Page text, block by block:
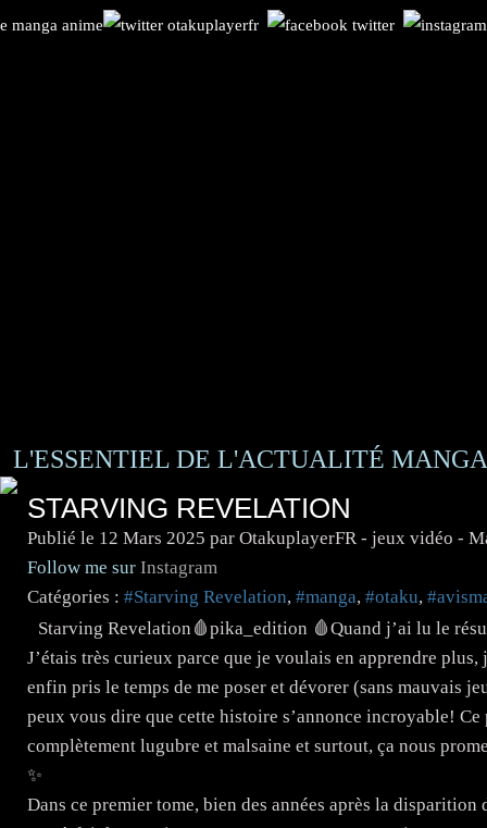
L'ESSENTIEL DE L'ACTUALITÉ
STARVING REVELATION
Publié le 12 Mars 2025 par OtakuplayerFR - jeux vidéo -
Follow me sur Instagram
Catégories : #Starving Revelation, #manga, #otaku,
Starving Revelation🩸pika_edition 🩸Quand j’ai lu le
J’étais très curieux parce que je voulais en apprendre
enfin pris le temps de me poser et dévorer (sans mauvais
peux vous dire que cette histoire s’annonce incroyable!
complètement lugubre et malsaine et surtout, ça nous
✨️
Dans ce premier tome, bien des années après la